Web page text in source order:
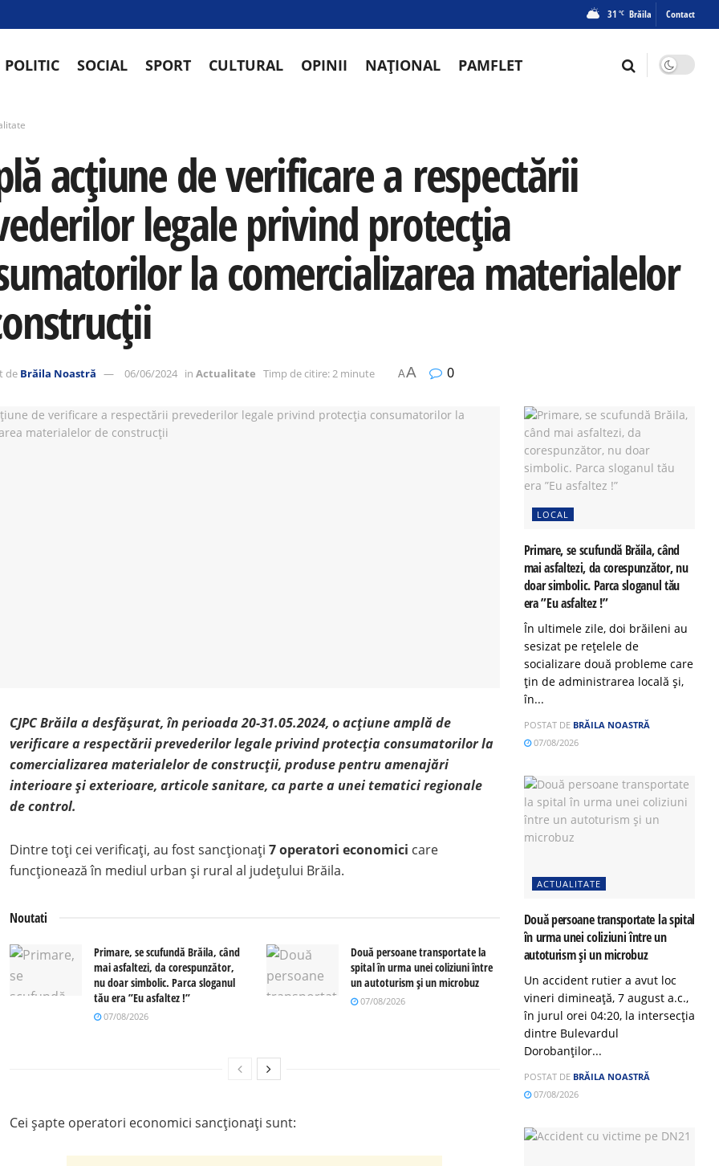
31 °C Brăila Contact
POLITIC SOCIAL SPORT CULTURAL OPINII NAȚIONAL PAMFLET
acțiune de verificare a respectării
legale privind protecția
la comercializarea materialelor
de Brăila Noastră 06/06/2024 in Actualitate Timp de citire: 2 minute AA 0
CJPC Brăila a desfășurat, în perioada 20-31.05.2024, o acțiune amplă de
verificare a respectării prevederilor legale privind protecția consumatorilor la
comercializarea materialelor de construcții, produse pentru amenajări
interioare și exterioare, articole sanitare, ca parte a unei tematici regionale
de control.
Dintre toți cei verificați, au fost sancționați 7 operatori economici care
funcționează în mediul urban și rural al județului Brăila.
Noutati
Primare, se scufundă Brăila, când
mai asfaltezi, da corespunzător,
nu doar simbolic. Parca sloganul
tău era ”Eu asfaltez !”
07/08/2026
Două persoane transportate la
spital în urma unei coliziuni între
un autoturism și un microbuz
07/08/2026
Cei șapte operatori economici sancționați sunt:
LOCAL
Primare, se scufundă Brăila, când
mai asfaltezi, da corespunzător, nu
doar simbolic. Parca sloganul tău
era ”Eu asfaltez !”
În ultimele zile, doi brăileni au
sesizat pe rețelele de
socializare două probleme care
țin de administrarea locală și,
în...
POSTAT DE BRĂILA NOASTRĂ
07/08/2026
ACTUALITATE
Două persoane transportate la spital
în urma unei coliziuni între un
autoturism și un microbuz
Un accident rutier a avut loc
vineri dimineață, 7 august a.c.,
în jurul orei 04:20, la intersecția
dintre Bulevardul
Dorobanților...
POSTAT DE BRĂILA NOASTRĂ
07/08/2026